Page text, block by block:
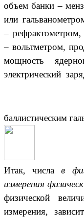
объем банки –
или
–
– вольтметром,
мощность
электрический
баллистическим
Итак, числав
измерения
физической
измерения,